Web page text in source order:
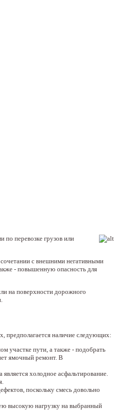
по перевозке грузов или
с внешними негативными
- повышенную опасность для
на поверхности дорожного
предполагается наличие следующих:
участке пути, а также - подобрать
ямочный ремонт. В
холодное асфальтирование.
поскольку смесь довольно
высокую нагрузку на выбранный